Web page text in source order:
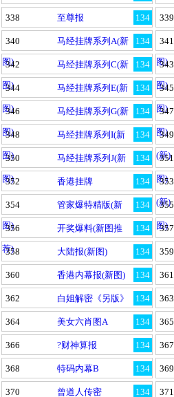
134
338 至尊报 339
134
340
马经挂牌系列A(新
图)
341
图)
134
342
马经挂牌系列C(新
图)
343
图)
134
344
马经挂牌系列E(新
图)
345
图)
134
346
马经挂牌系列G(新
图)
347
图)
134
348
马经挂牌系列I(新
图)
349
(新)
134
350
马经挂牌系列J(新
图)
351
图)
134
352 香港挂牌 353
(新)
134
354
管家爆特精版(新
图)
355
图)
134
356
开奖爆料(新图推
荐)
357
134
358 大陆报(新图) 359
134
360 香港内幕报(新图) 361
134
362 白姐解密《另版》 363
134
364 美女六肖图A 365
134
366 ?财神算报 367
134
368 特码内幕B 369
134
370 曾道人传密 371